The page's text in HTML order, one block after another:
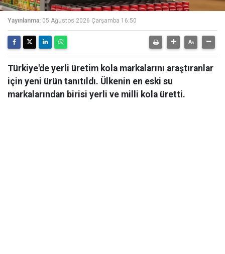
Yayınlanma: 05 Ağustos 2026 Çarşamba 16:50
Türkiye'de yerli üretim kola markalarını araştıranlar
için yeni ürün tanıtıldı. Ülkenin en eski su
markalarından birisi yerli ve milli kola üretti.